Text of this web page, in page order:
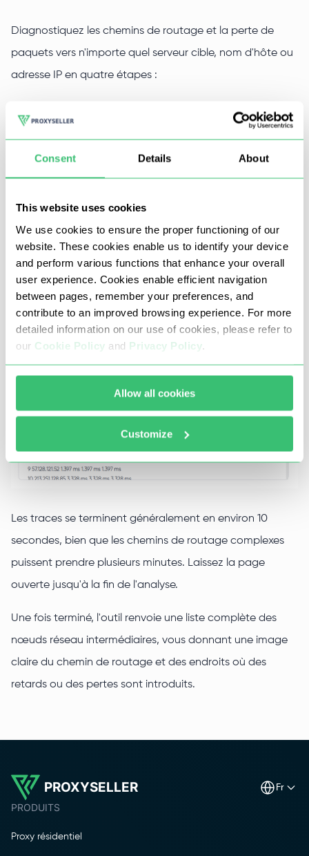
Consent Details About
This website uses cookies
We use cookies to ensure the proper functioning of our
website. These cookies enable us to identify your device
and perform various functions that enhance your overall
user experience. Cookies enable efficient navigation
between pages, remember your preferences, and
contribute to an improved browsing experience. For more
detailed information on our use of cookies, please refer to
our Cookie Policy and Privacy Policy
Allow all cookies
Customize
Diagnostiquez les chemins de routage et la perte de
paquets vers n'importe quel serveur cible, nom d'hôte ou
adresse IP en quatre étapes :
Saisissez le nom d'hôte
ou l'adresse IP cible.
Sélectionnez si vous souhaitez afficher la route des
géographique tout au long du chemin menant à la
destination).
Cliquez sur Démarrer l'IP Tracing.
Les traces se terminent généralement en environ 10
secondes, bien que les chemins de routage complexes
puissent prendre plusieurs minutes. Laissez la page
ouverte jusqu'à la fin de l'analyse.
Une fois terminé, l'outil renvoie une liste complète des
nœuds réseau intermédiaires, vous donnant une image
claire du chemin de routage et des endroits où des
retards ou des pertes sont introduits.
PROXYSELLER fr
PRODUITS
Proxy résidentiel